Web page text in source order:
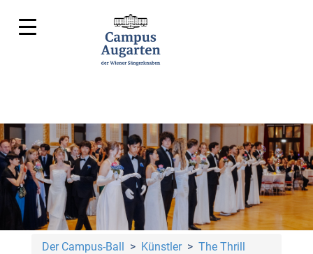
Der Campus-Ball > Künstler> The Thrill